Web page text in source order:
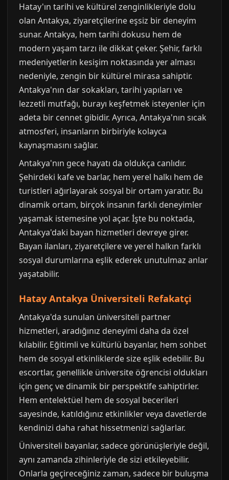
Hatay'ın tarihi ve kültürel zenginlikleriyle dolu
olan Antakya, ziyaretçilerine eşsiz bir deneyim
sunar. Antakya, hem tarihi dokusu hem de
modern yaşam tarzı ile dikkat çeker. Şehir, farklı
medeniyetlerin kesişim noktasında yer alması
nedeniyle, zengin bir kültürel mirasa sahiptir.
Antakya'nın dar sokakları, tarihi yapıları ve
lezzetli mutfağı, burayı keşfetmek isteyenler için
adeta bir cennet gibidir. Ayrıca, Antakya'nın sıcak
atmosferi, insanların birbiriyle kolayca
kaynaşmasını sağlar.
Antakya'nın gece hayatı da oldukça canlıdır.
Şehirdeki kafe ve barlar, hem yerel halkı hem de
turistleri ağırlayarak sosyal bir ortam yaratır. Bu
dinamik ortam, birçok insanın farklı deneyimler
yaşamak istemesine yol açar. İşte bu noktada,
Antakya'daki bayan hizmetleri devreye girer.
Bayan ilanları, ziyaretçilere ve yerel halkın farklı
sosyal durumlarına eşlik ederek unutulmaz anlar
yaşatabilir.
Hatay Antakya Üniversiteli Refakatçi
Antakya'da sunulan üniversiteli partner
hizmetleri, aradığınız deneyimi daha da özel
kılabilir. Eğitimli ve kültürlü bayanlar, hem sohbet
hem de sosyal etkinliklerde size eşlik edebilir. Bu
escortlar, genellikle üniversite öğrencisi oldukları
için genç ve dinamik bir perspektife sahiptirler.
Hem entelektüel hem de sosyal becerileri
sayesinde, katıldığınız etkinlikler veya davetlerde
kendinizi daha rahat hissetmenizi sağlarlar.
Üniversiteli bayanlar, sadece görünüşleriyle değil,
aynı zamanda zihinleriyle de sizi etkileyebilir.
Onlarla geçireceğiniz zaman, sadece bir buluşma